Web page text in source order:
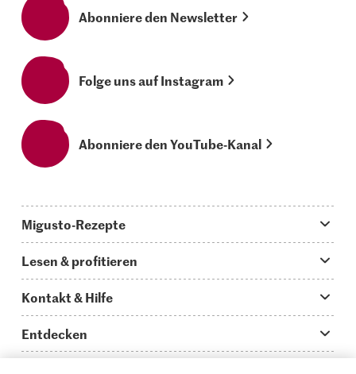
Abonniere den Newsletter
Folge uns auf Instagram
Abonniere den YouTube-Kanal
Migusto-Rezepte
Was koche ich heute?
Hauptgerichte
Schnelle & einfache Rezepte
Lesen & profitieren
Storys
How to-Videos
Kontakt & Hilfe
Infos zum Kochen mit Migusto
Entdecken
Supermarkt